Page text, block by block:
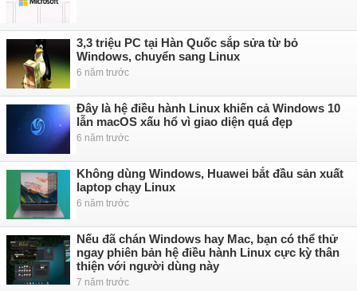
3,3 triệu PC tại Hàn Quốc sắp sửa từ bỏ
Windows, chuyển sang Linux
6 năm trước
Đây là hệ điều hành Linux khiến cả Windows 10
lẫn macOS xấu hổ vì giao diện quá đẹp
6 năm trước
Không dùng Windows, Huawei bắt đầu sản xuất
laptop chạy Linux
6 năm trước
Nếu đã chán Windows hay Mac, bạn có thể thử
ngay phiên bản hệ điều hành Linux cực kỳ thân
thiện với người dùng này
7 năm trước